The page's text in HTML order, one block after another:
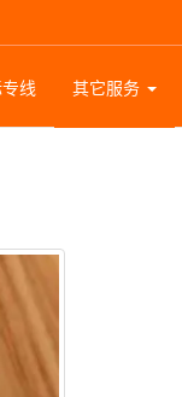
线 其它服务